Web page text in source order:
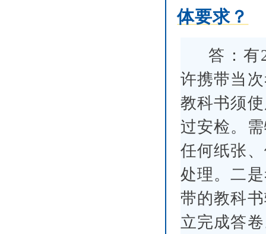
体要求？
答：有
许携带当
教科书须
过安检。
任何纸张
处理。二
带的教科
立完成答